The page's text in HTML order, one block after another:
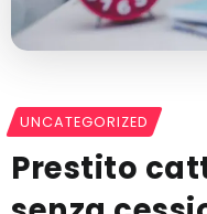
UNCATEGORIZED
Prestito